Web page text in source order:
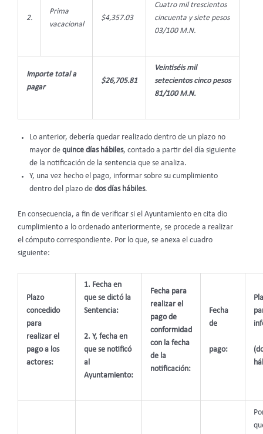
2.
Prima
vacacional
$4,357.03
Cuatro mil trescientos
cincuenta y siete pesos
03/100 M.N.
Importe total a
pagar
$26,705.81
Veintiséis mil
setecientos cinco pesos
81/100 M.N.
Lo anterior, debería quedar realizado dentro de un plazo no
mayor de quince días hábiles, contado a partir del día siguiente
de la notificación de la sentencia que se analiza.
Y, una vez hecho el pago, informar sobre su cumplimiento
dentro del plazo de dos días hábiles.
En consecuencia, a fin de verificar si el Ayuntamiento en cita dio
cumplimiento a lo ordenado anteriormente, se procede a realizar
el cómputo correspondiente. Por lo que, se anexa el cuadro
siguiente:
Plazo
concedido
para
realizar el
pago a los
actores:
1. Fecha en
que se dictó la
Sentencia:
2. Y, fecha en
que se notificó
al
Ayuntamiento:
Fecha para
realizar el
pago de
conformidad
con la fecha
de la
notificación:
Fecha
de
pago: